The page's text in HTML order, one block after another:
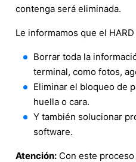
contenga será eliminada.
Le informamos que el
Borrar toda la
terminal, como fotos,
Eliminar el bloqueo de
huella o cara.
Y también solucionar
software.
Atención: Con este